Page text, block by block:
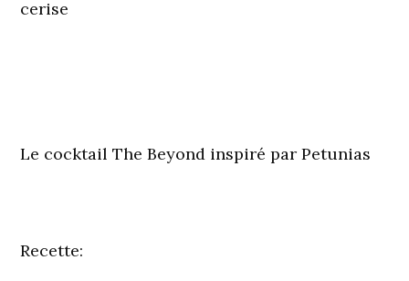
cerise
Le cocktail The Beyond inspiré par Petunias
Recette: